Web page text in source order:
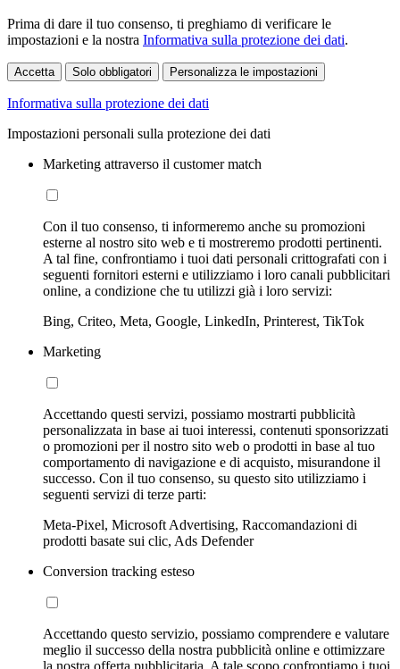
Prima di dare il tuo consenso, ti preghiamo di verificare le
impostazioni e la nostra Informativa sulla protezione dei dati.
Accetta Solo obbligatori Personalizza le impostazioni
Informativa sulla protezione dei dati
Impostazioni personali sulla protezione dei dati
Marketing attraverso il customer match
Con il tuo consenso, ti informeremo anche su promozioni
esterne al nostro sito web e ti mostreremo prodotti pertinenti.
A tal fine, confrontiamo i tuoi dati personali crittografati con i
seguenti fornitori esterni e utilizziamo i loro canali pubblicitari
online, a condizione che tu utilizzi già i loro servizi:
Bing, Criteo, Meta, Google, LinkedIn, Printerest, TikTok
Marketing
Accettando questi servizi, possiamo mostrarti pubblicità
personalizzata in base ai tuoi interessi, contenuti sponsorizzati
o promozioni per il nostro sito web o prodotti in base al tuo
comportamento di navigazione e di acquisto, misurandone il
successo. Con il tuo consenso, su questo sito utilizziamo i
seguenti servizi di terze parti:
Meta-Pixel, Microsoft Advertising, Raccomandazioni di
prodotti basate sui clic, Ads Defender
Conversion tracking esteso
Accettando questo servizio, possiamo comprendere e valutare
meglio il successo della nostra pubblicità online e ottimizzare
la nostra offerta pubblicitaria. A tale scopo confrontiamo i tuoi